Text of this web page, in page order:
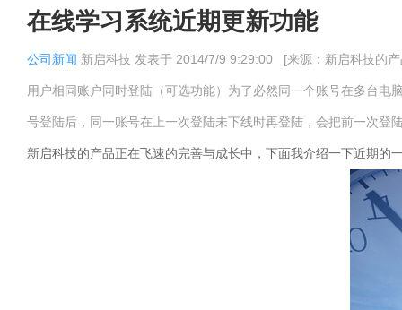
在线学习系统近期更新功能
公司新闻 新启科技 发表于 2014/7/9 9:29:00 [来源：新启科技的
用户相同账户同时登陆（可选功能）为了必然同一个账号在多台
号登陆后，同一账号在上一次登陆未下线时再登陆，会把前一次
新启科技的产品正在飞速的完善与成长中，下面我介绍一下近期的